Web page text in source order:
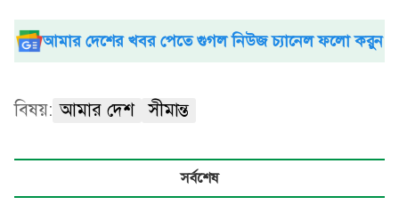
আমার দেশের খবর পেতে গুগল নিউজ চ্যানেল ফলো করুন
বিষয়: আমার দেশ সীমান্ত
সর্বশেষ